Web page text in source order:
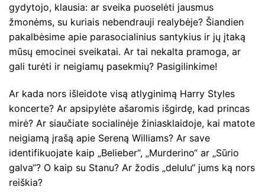
gydytojo, klausia: ar sveika puoselėti jausmus
žmonėms, su kuriais nebendrauji realybėje? Šiandien
pakalbėsime apie parasocialinius santykius ir jų įtaką
mūsų emocinei sveikatai. Ar tai nekalta pramoga, ar
gali turėti ir neigiamų pasekmių? Pasigilinkime!
Ar kada nors išleidote visą atlyginimą Harry Styles
koncerte? Ar apsipylėte ašaromis išgirdę, kad princas
mirė? Ar siaučiate socialinėje žiniasklaidoje, kai matote
neigiamą įrašą apie Sereną Williams? Ar save
identifikuojate kaip „Belieber“, „Murderino“ ar „Sūrio
galva“? O kaip su Stanu? Ar žodis „delulu“ jums ką nors
reiškia?